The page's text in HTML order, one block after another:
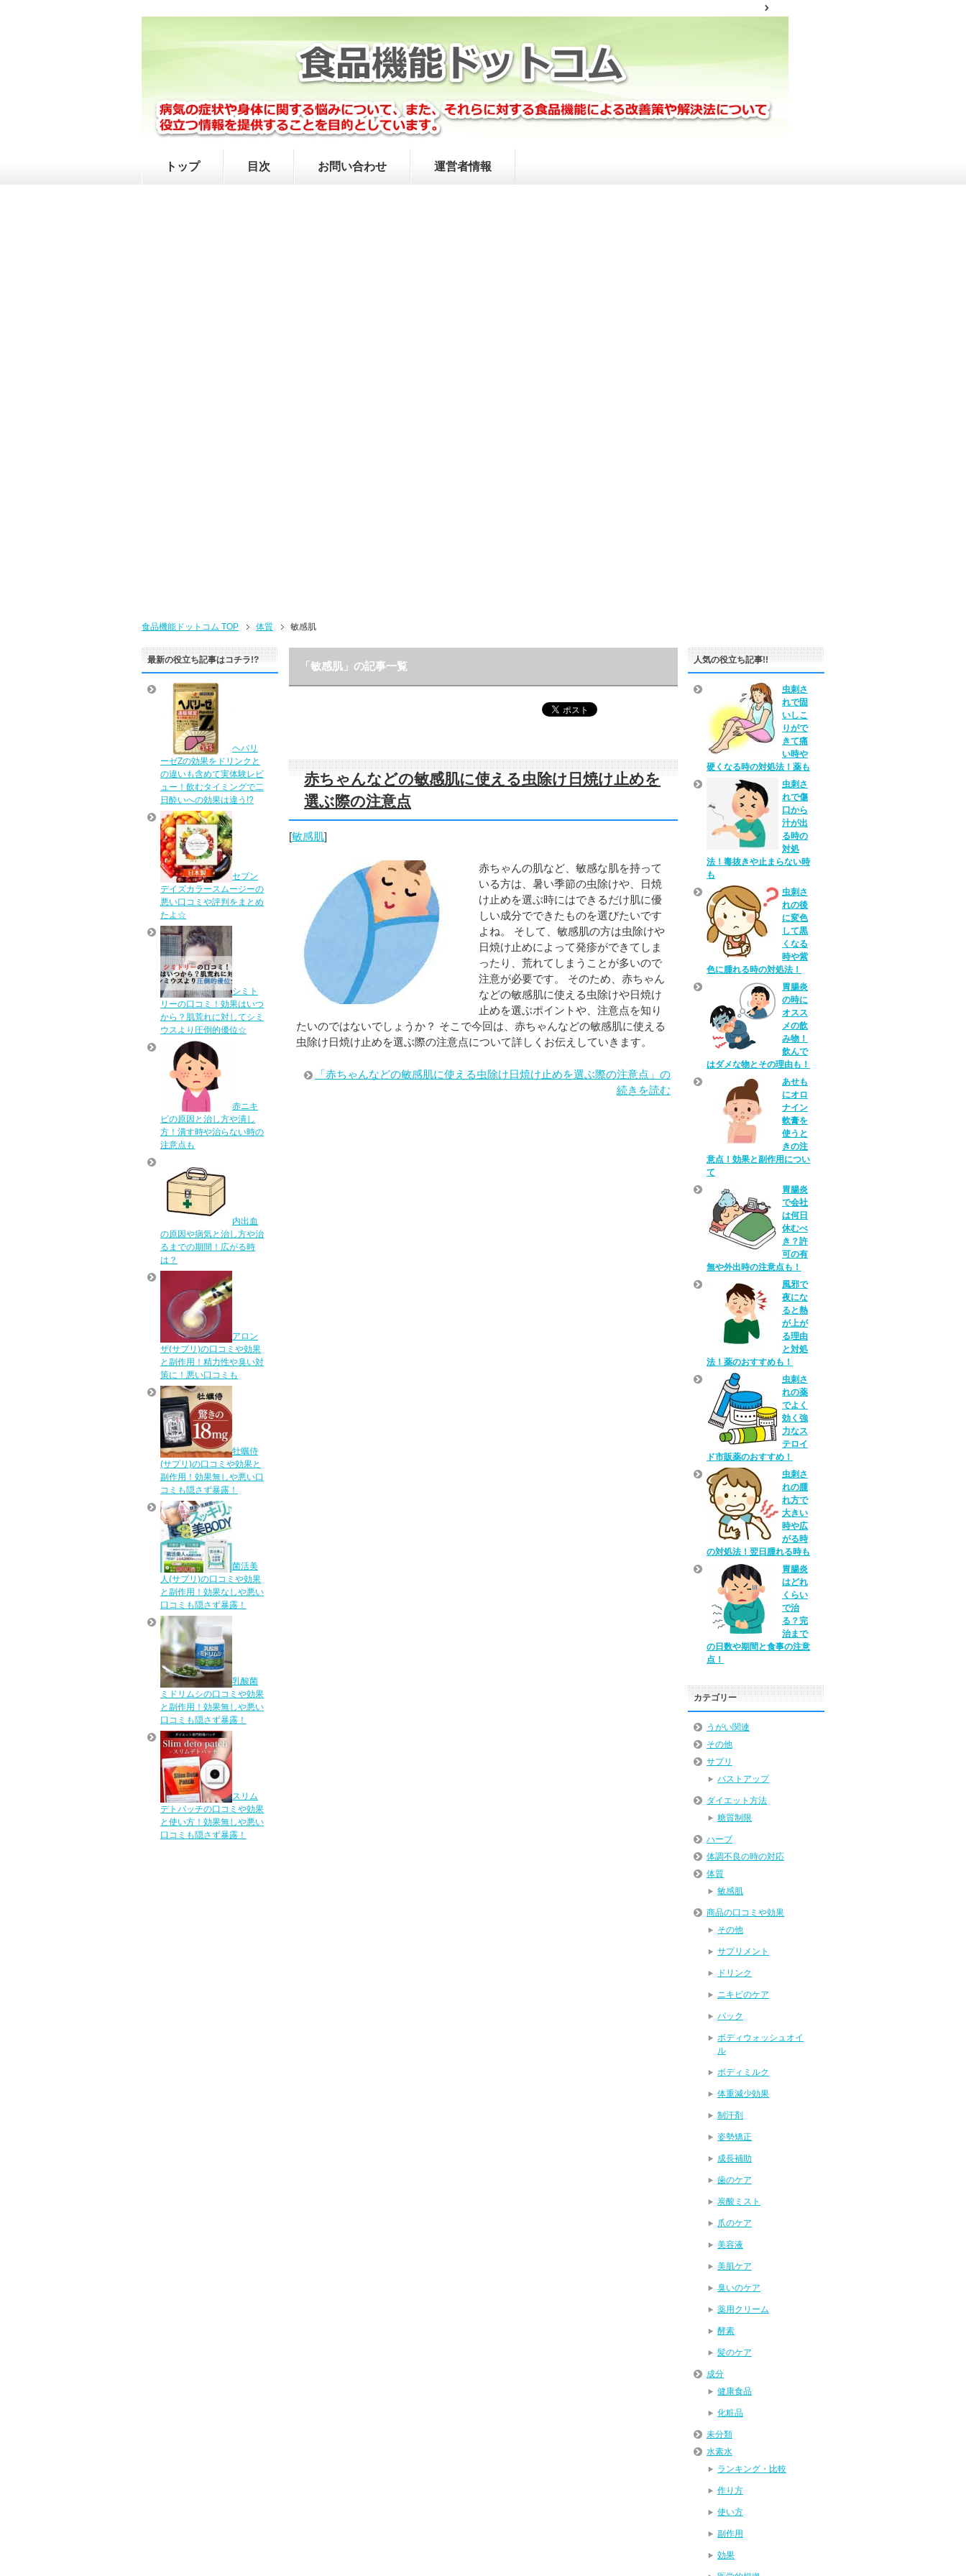
トップ 目次 お問い合わせ 運営者情報
食品機能ドットコム TOP 体質 敏感肌
「敏感肌」の記事一覧
赤ちゃんなどの敏感肌に使える虫除け日焼け止めを
選ぶ際の注意点
[敏感肌]
赤ちゃんの肌など、敏感な肌を持って
いる方は、暑い季節の虫除けや、日焼
け止めを選ぶ時にはできるだけ肌に優
しい成分でできたものを選びたいです
よね。 そして、敏感肌の方は虫除けや
日焼け止めによって発疹ができてしま
ったり、荒れてしまうことが多いので
注意が必要です。 そのため、赤ちゃん
などの敏感肌に使える虫除けや日焼け
止めを選ぶポイントや、注意点を知り
たいのではないでしょうか？ そこで今回は、赤ちゃんなどの敏感肌に使える
虫除け日焼け止めを選ぶ際の注意点について詳しくお伝えしていきます。
「赤ちゃんなどの敏感肌に使える虫除け日焼け止めを選ぶ際の注意点」の
続きを読む
最新の役立ち記事はコチラ!?
ヘパリ
ーゼZの効果をドリンクと
の違いも含めて実体験レビ
ュー！飲むタイミングで二
日酔いへの効果は違う!?
セブン
デイズカラースムージーの
悪い口コミや評判をまとめ
たよ☆
シミト
リーの口コミ！効果はいつ
から？肌荒れに対してシミ
ウスより圧倒的優位☆
赤ニキ
ビの原因と治し方や潰し
方！潰す時や治らない時の
注意点も
内出血
の原因や病気と治し方や治
るまでの期間！広がる時
は？
アロン
ザ(サプリ)の口コミや効果
と副作用！精力性や臭い対
策に！悪い口コミも
牡蠣侍
(サプリ)の口コミや効果と
副作用！効果無しや悪い口
コミも隠さず暴露！
菌活美
人(サプリ)の口コミや効果
と副作用！効果なしや悪い
口コミも隠さず暴露！
乳酸菌
ミドリムシの口コミや効果
と副作用！効果無しや悪い
口コミも隠さず暴露！
スリム
デトパッチの口コミや効果
と使い方！効果無しや悪い
口コミも隠さず暴露！
人気の役立ち記事!!
虫刺さ
れで固
いしこ
りがで
きて痛
い時や
硬くなる時の対処法！薬も
虫刺さ
れで傷
口から
汁が出
る時の
対処
法！毒抜きや止まらない時
も
虫刺さ
れの後
に変色
して黒
くなる
時や紫
色に腫れる時の対処法！
胃腸炎
の時に
オスス
メの飲
み物！
飲んで
はダメな物とその理由も！
あせも
にオロ
ナイン
軟膏を
使うと
きの注
意点！効果と副作用につい
て
胃腸炎
で会社
は何日
休むべ
き？許
可の有
無や外出時の注意点も！
風邪で
夜にな
ると熱
が上が
る理由
と対処
法！薬のおすすめも！
虫刺さ
れの薬
でよく
効く強
力なス
テロイ
ド市販薬のおすすめ！
虫刺さ
れの腫
れ方で
大きい
時や広
がる時
の対処法！翌日腫れる時も
胃腸炎
はどれ
くらい
で治
る？完
治まで
の日数や期間と食事の注意
点！
カテゴリー
うがい関連
その他
サプリ
バストアップ
ダイエット方法
糖質制限
ハーブ
体調不良の時の対応
体質
敏感肌
商品の口コミや効果
その他
サプリメント
ドリンク
ニキビのケア
パック
ボディウォッシュオイ
ル
ボディミルク
体重減少効果
制汗剤
姿勢矯正
成長補助
歯のケア
炭酸ミスト
爪のケア
美容液
美肌ケア
臭いのケア
薬用クリーム
酵素
髪のケア
成分
健康食品
化粧品
未分類
水素水
ランキング・比較
作り方
使い方
副作用
効果